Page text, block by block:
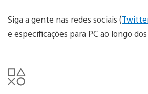
Siga a gente nas redes sociais (
e especificações para PC ao longo